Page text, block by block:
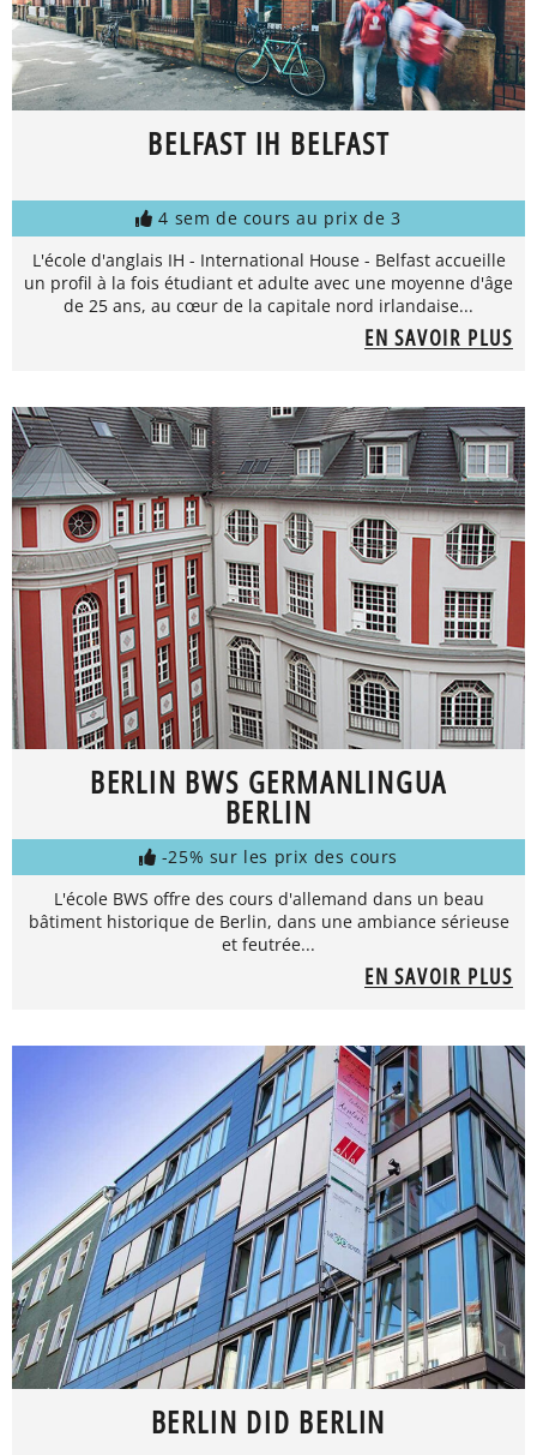
BELFAST IH BELFAST
4 sem de cours au prix de 3
L'école d'anglais IH - International House - Belfast accueille
un profil à la fois étudiant et adulte avec une moyenne d'âge
de 25 ans, au cœur de la capitale nord irlandaise...
EN SAVOIR PLUS
BERLIN BWS GERMANLINGUA
BERLIN
-25% sur les prix des cours
L'école BWS offre des cours d'allemand dans un beau
bâtiment historique de Berlin, dans une ambiance sérieuse
et feutrée...
EN SAVOIR PLUS
BERLIN DID BERLIN